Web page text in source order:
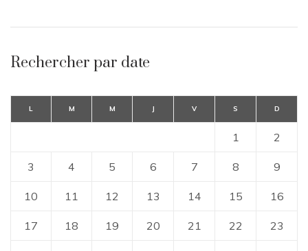
Rechercher par date
L M M J V S D
1 2
3 4 5 6 7 8 9
10 11 12 13 14 15 16
17 18 19 20 21 22 23